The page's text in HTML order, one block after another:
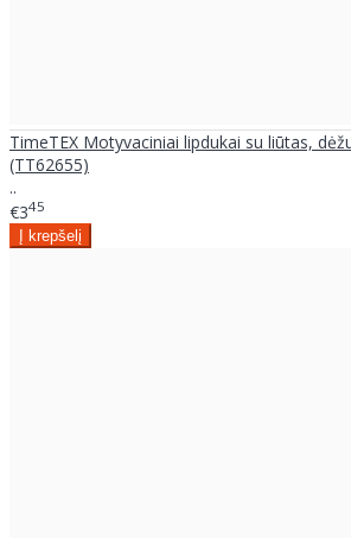
TimeTEX Motyvaciniai lipdukai su liūtas,
(TT62655)
..
€345